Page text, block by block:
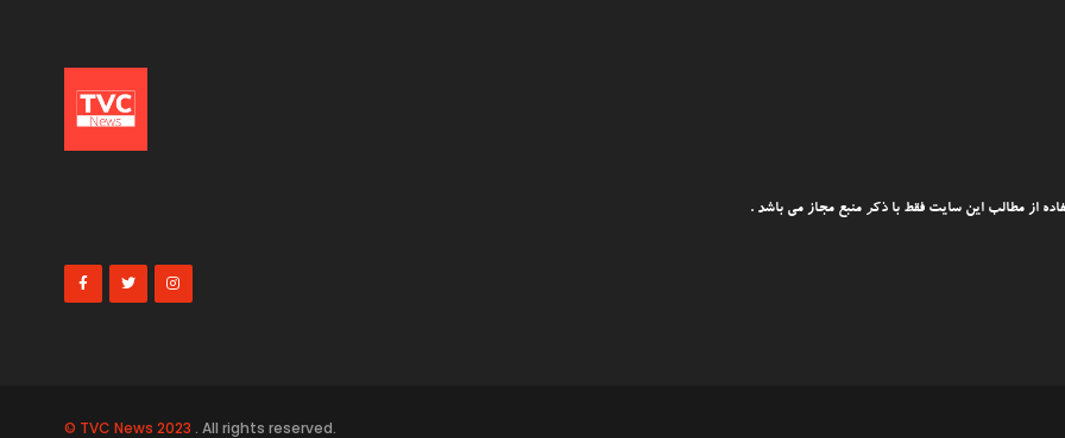
از مطالب این سایت فقط با ذکر منبع مجاز می باشد .
© TVC News 2023 . All rights reserved.